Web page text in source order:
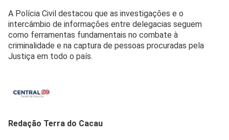
A Polícia Civil destacou que as investigações e o
intercâmbio de informações entre delegacias seguem
como ferramentas fundamentais no combate à
criminalidade e na captura de pessoas procuradas pela
Justiça em todo o país.
Redação Terra do Cacau